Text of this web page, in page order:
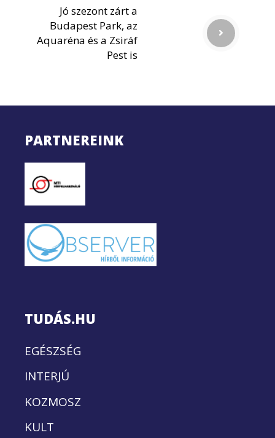
Jó szezont zárt a
Budapest Park, az
Aquaréna és a Zsiráf
Pest is
PARTNEREINK
TUDÁS.HU
EGÉSZSÉG
INTERJÚ
KOZMOSZ
KULT